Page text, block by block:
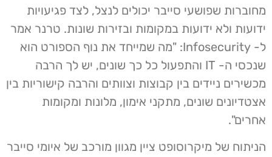
מחוברות שפושעי סייבר יכולים לנצל, לצד פגיעויות
ידועות ולא ידועות במקומות ובזירות שונות. טרנר אמר
ל- Infosecurity: "מה שמייחד את נוף הספורט הוא
שנכסי ה- IT והתפעול כל כך שונים, יש לך הרבה
מכשירים ניידים בין קבוצות וצוותים והרבה קישוריות בין
אצטדיונים שונים, מתקני אימון, מלונות ומקומות
אחרים".
הניתוח של מיקרוסופט ציין מגוון מורכב של איומי סייבר